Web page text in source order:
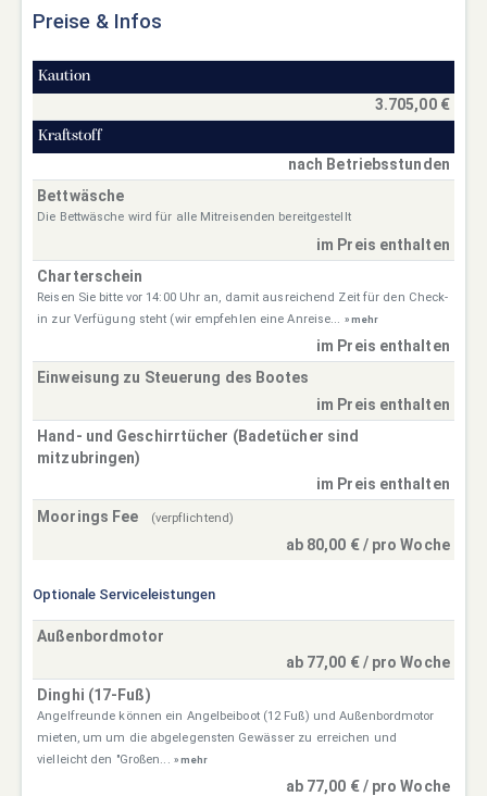
Preise & Infos
Kaution
3.705,00 €
Kraftstoff
nach Betriebsstunden
Bettwäsche
Die Bettwäsche wird für alle Mitreisenden bereitgestellt
im Preis enthalten
Charterschein
Reisen Sie bitte vor 14:00 Uhr an, damit ausreichend Zeit für den Check-
in zur Verfügung steht (wir empfehlen eine Anreise... » mehr
im Preis enthalten
Einweisung zu Steuerung des Bootes
im Preis enthalten
Hand- und Geschirrtücher (Badetücher sind
mitzubringen)
im Preis enthalten
Moorings Fee
(verpflichtend)
ab 80,00 € / pro Woche
Optionale Serviceleistungen
Außenbordmotor
ab 77,00 € / pro Woche
Dinghi (17-Fuß)
Angelfreunde können ein Angelbeiboot (12 Fuß) und Außenbordmotor
mieten, um um die abgelegensten Gewässer zu erreichen und
vielleicht den "Großen... » mehr
ab 77,00 € / pro Woche